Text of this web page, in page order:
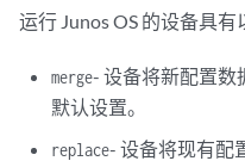
运行 Junos OS 的设备具有
merge- 设备将新配置数
默认设置。
replace- 设备将现有配